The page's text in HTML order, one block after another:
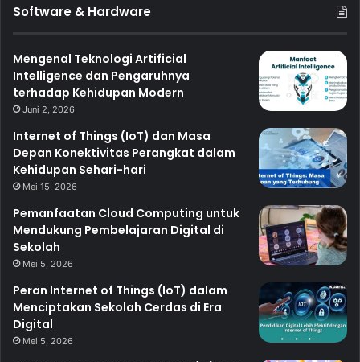
Software & Hardware
Mengenal Teknologi Artificial
Intelligence dan Pengaruhnya
terhadap Kehidupan Modern
Juni 2, 2026
Internet of Things (IoT) dan Masa
Depan Konektivitas Perangkat dalam
Kehidupan Sehari-hari
Mei 15, 2026
Pemanfaatan Cloud Computing untuk
Mendukung Pembelajaran Digital di
Sekolah
Mei 5, 2026
Peran Internet of Things (IoT) dalam
Menciptakan Sekolah Cerdas di Era
Digital
Mei 5, 2026